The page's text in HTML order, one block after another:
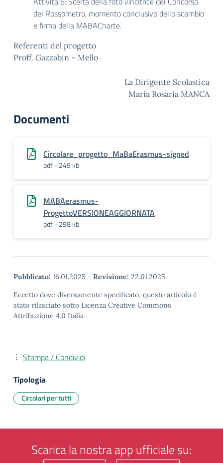
del Rossometro, momento conclusivo dello scambio
e firma della MABACharte.
Referenti del progetto
Proff. Gazzabin – Mello
La Dirigente Scolastica
Maria Rosaria MANCA
Documenti
Circolare_progetto_MaBaErasmus-signed
pdf - 249 kb
MABAerasmus-
ProgettoVERSIONEAGGIORNATA
pdf - 298 kb
Pubblicato: 16.01.2025 - Revisione: 22.01.2025
Eccetto dove diversamente specificato, questo articolo è
stato rilasciato sotto Licenza Creative Commons
Attribuzione 4.0 Italia.
Stampa / Condividi
Tipologia
Circolari per tutti
Scarica la nostra app ufficiale su: